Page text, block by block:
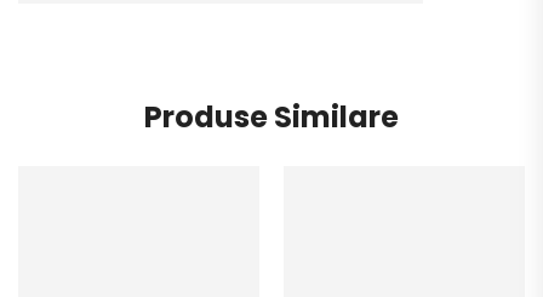
Produse Similare